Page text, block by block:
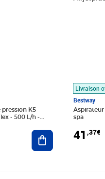
K5
- 500 L/h -
Ajouter au panier
Livraison
Bestway
spa
41,37€